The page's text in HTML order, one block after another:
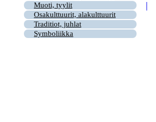
Muoti, tyylit
Osakulttuurit, alakulttuurit
Traditiot, juhlat
Symboliikka